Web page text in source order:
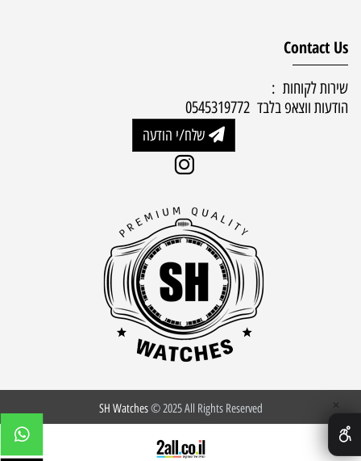
Contact Us
שירות לקוחות :
הודעות ווצאפ בלבד 0545319772
שלח/י הודעה
SH Watches© 2025 All Rights Reserved ✕